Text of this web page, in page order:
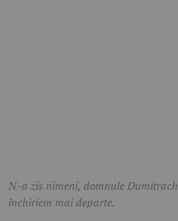
N-a zis nimeni, domnule
închiriem mai departe.